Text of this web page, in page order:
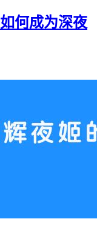
何成为深夜